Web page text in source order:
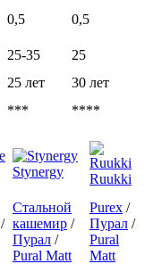
0,5
0,5
25-35
25
25 лет
30 лет
*** ****
Stynergy Ruukki
/
Стальной
кашемир /
Пурал /
Pural Matt
Purex /
Пурал /
Pural
Matt